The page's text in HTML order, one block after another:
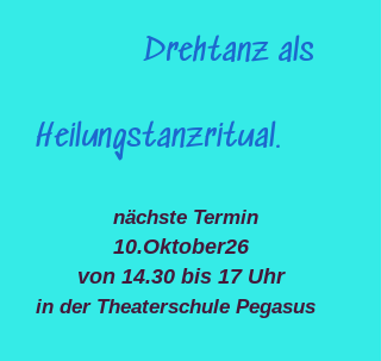
Drehtanz als
Heilungstanzritual.
nächste Termin
10.Oktober26
von 14.30 bis 17 Uhr​
in der Theaterschule Pegasus